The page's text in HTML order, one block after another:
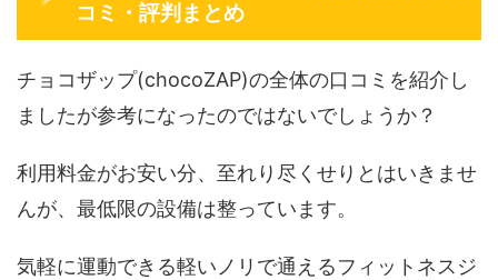
コミ・評判まとめ
チョコザップ(chocoZAP)の全体の口コミを紹介し
ましたが参考になったのではないでしょうか？
利用料金がお安い分、至れり尽くせりとはいきませ
んが、最低限の設備は整っています。
気軽に運動できる軽いノリで通えるフィットネスジ